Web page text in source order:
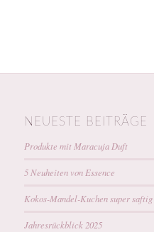
NEUESTE BEITRÄGE
Produkte mit Maracuja Duft
5 Neuheiten von Essence
Kokos-Mandel-Kuchen super saftig
Jahresrückblick 2025